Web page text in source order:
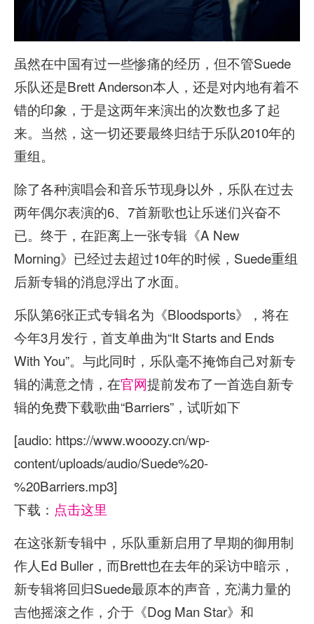
虽然在中国有过一些惨痛的经历，但不管Suede
乐队还是Brett Anderson本人，还是对内地有着不
错的印象，于是这两年来演出的次数也多了起
来。当然，这一切还要最终归结于乐队2010年的
重组。
除了各种演唱会和音乐节现身以外，乐队在过去
两年偶尔表演的6、7首新歌也让乐迷们兴奋不
已。终于，在距离上一张专辑《A New
Morning》已经过去超过10年的时候，Suede重组
后新专辑的消息浮出了水面。
乐队第6张正式专辑名为《Bloodsports》，将在
今年3月发行，首支单曲为“It Starts and Ends
With You”。与此同时，乐队毫不掩饰自己对新专
辑的满意之情，在官网提前发布了一首选自新专
辑的免费下载歌曲“Barriers”，试听如下
[audio: https://www.wooozy.cn/wp-
content/uploads/audio/Suede%20-
%20Barriers.mp3]
下载： 点击这里
在这张新专辑中，乐队重新启用了早期的御用制
作人Ed Buller，而Brett也在去年的采访中暗示，
新专辑将回归Suede最原本的声音，充满力量的
吉他摇滚之作，介于《Dog Man Star》和